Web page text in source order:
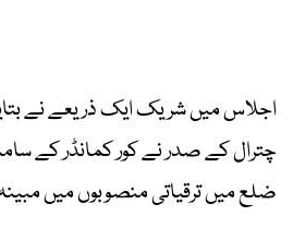
اجلاس میں شریک ایک ذریعے نے
چترال کے صدر نے کور کمانڈر کے
ضلع میں ترقیاتی منصوبوں میں